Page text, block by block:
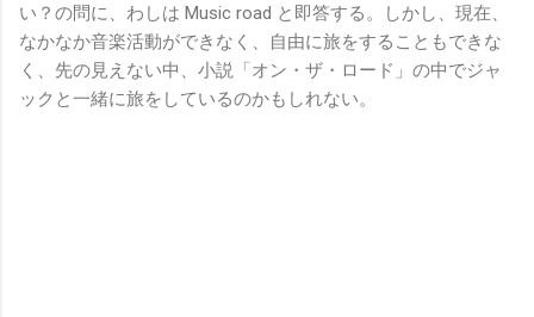
い？の問に、わしは Music road と即答する。しかし、現在、
なかなか音楽活動ができなく、自由に旅をすることもできな
く、先の見えない中、小説「オン・ザ・ロード」の中でジャ
ックと一緒に旅をしているのかもしれない。